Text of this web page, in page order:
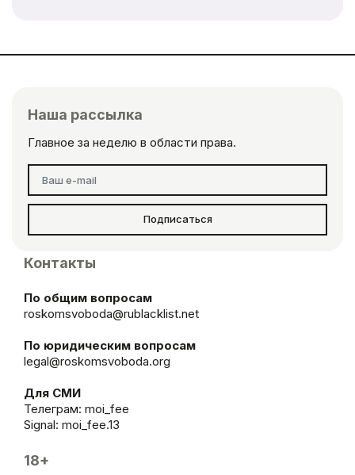
Наша рассылка
Главное за неделю в области права.
Подписаться
Контакты
По общим вопросам
roskomsvoboda@rublacklist.net
По юридическим вопросам
legal@roskomsvoboda.org
Для СМИ
Телеграм: moi_fee
Signal: moi_fee.13
18+